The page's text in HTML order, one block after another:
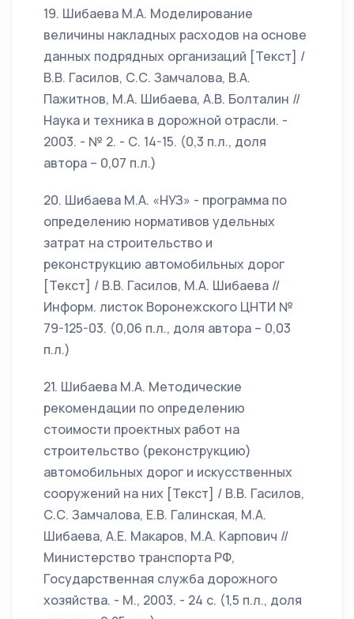
19. Шибаева М.А. Моделирование
величины накладных расходов на основе
данных подрядных организаций [Текст] /
В.В. Гасилов, С.С. Замчалова, В.А.
Пажитнов, М.А. Шибаева, А.В. Болталин //
Наука и техника в дорожной отрасли. -
2003. - № 2. - С. 14-15. (0,3 п.л., доля
автора – 0,07 п.л.)
20. Шибаева М.А. «НУЗ» - программа по
определению нормативов удельных
затрат на строительство и
реконструкцию автомобильных дорог
[Текст] / В.В. Гасилов, М.А. Шибаева //
Информ. листок Воронежского ЦНТИ №
79-125-03. (0,06 п.л., доля автора – 0,03
п.л.)
21. Шибаева М.А. Методические
рекомендации по определению
стоимости проектных работ на
строительство (реконструкцию)
автомобильных дорог и искусственных
сооружений на них [Текст] / В.В. Гасилов,
С.С. Замчалова, Е.В. Галинская, М.А.
Шибаева, А.Е. Макаров, М.А. Карпович //
Министерство транспорта РФ,
Государственная служба дорожного
хозяйства. - М., 2003. - 24 с. (1,5 п.л., доля